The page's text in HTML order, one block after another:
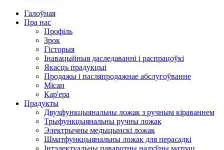
Галоўная
Пра нас
Профіль
Зрок
Гісторыя
Інавацыйныя даследаванні і распрацоўкі
Якасць прадукцыі
Продажы і пасляпродажнае абслугоўванне
Місан
Кар'ера
Прадукты
Двухфункцыянальны ложак з ручным кіраваннем
Трыфункцыянальны ручны ложак
Электрычны медыцынскі ложак
Шматфункцыянальны ложак для перасадкі
Інтэлектуальны паваротны надуўны матрац